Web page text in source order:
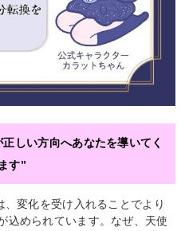
しい方向へあなたを導いてく
す”
変化を受け入れることでより
込められています。なぜ、天使